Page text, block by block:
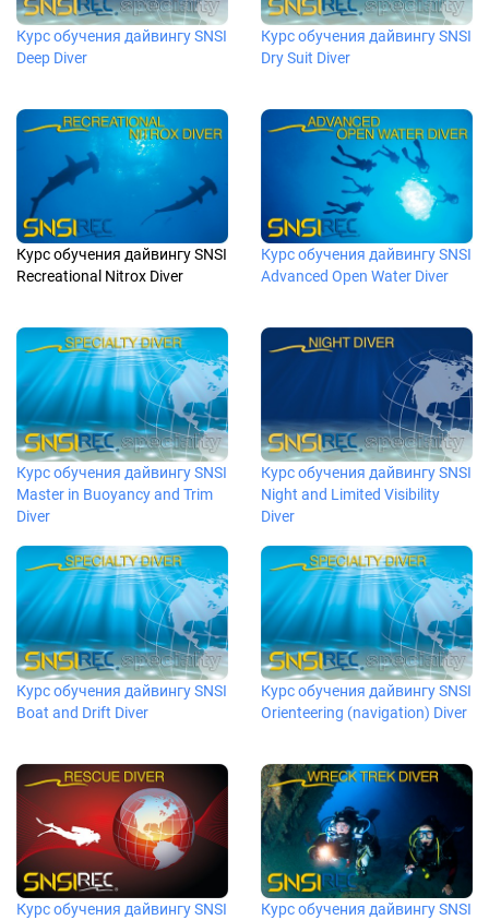
Курс обучения дайвингу SNSI
Deep Diver
Курс обучения дайвингу SNSI
Dry Suit Diver
Курс обучения дайвингу SNSI
Recreational Nitrox Diver
Курс обучения дайвингу SNSI
Advanced Open Water Diver
Курс обучения дайвингу SNSI
Master in Buoyancy and Trim
Diver
Курс обучения дайвингу SNSI
Night and Limited Visibility
Diver
Курс обучения дайвингу SNSI
Boat and Drift Diver
Курс обучения дайвингу SNSI
Orienteering (navigation) Diver
Курс обучения дайвингу SNSI
Курс обучения дайвингу SNSI